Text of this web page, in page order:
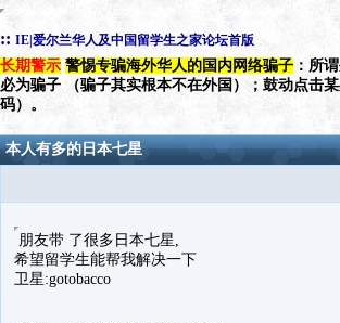
:: IE|爱尔兰华人及中国留学生之家论坛首版
长期警示 警惕专骗海外华人的国内网络骗子 ：所
必为骗子 （骗子其实根本不在外国）；鼓动点击
码）。
本人有多的日本七星
朋友带 了很多日本七星,
希望留学生能帮我解决一下
卫星:gotobacco